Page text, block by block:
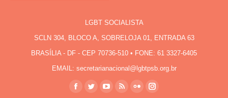
LGBT SOCIALISTA
SCLN 304, BLOCO A, SOBRELOJA 01, ENTRADA 63
BRASÍLIA - DF - CEP 70736-510 • FONE: 61 3327-6405
EMAIL: secretarianacional@lgbtpsb.org.br
Facebook
Twitter FlickrInstagram